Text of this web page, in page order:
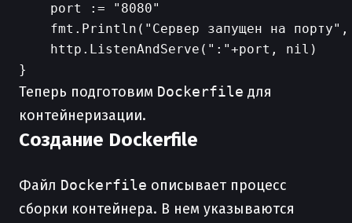
    port := "8080"
fmt.Println("Сервер запущен на
    http.ListenAndServe(":"+port, nil)
Теперь подготовим Dockerfile для
контейнеризации.
Создание Dockerfile
Файл Dockerfile описывает процесс
сборки контейнера. В нем указываются